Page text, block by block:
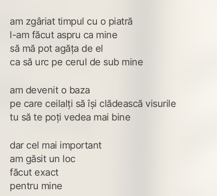
am zgâriat timpul cu o piatră
l-am făcut aspru ca mine
să mă pot agăța de el
ca să urc pe cerul de sub mine
am devenit o baza
pe care ceilalți să își clădească visurile
tu să te poți vedea mai bine
dar cel mai important
am găsit un loc
făcut exact
pentru mine